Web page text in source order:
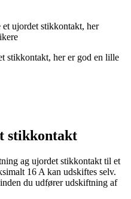
stikkontakt, her er god en lille
stikkontakt
ag ujordet stikkontakt til et
16 A kan udskiftes selv.
du udfører udskiftning af